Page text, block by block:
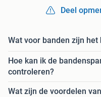
Deel
Wat voor banden zijn het
Hoe kan ik de
controleren?
Wat zijn de voordelen